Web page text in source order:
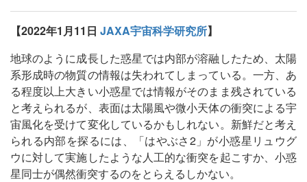
【2022年1月11日 JAXA宇宙科学研究所】
地球のように成長した惑星では内部が溶融したため、太陽
系形成時の物質の情報は失われてしまっている。一方、あ
る程度以上大きい小惑星では情報がそのまま残されている
と考えられるが、表面は太陽風や微小天体の衝突による宇
宙風化を受けて変化しているかもしれない。新鮮だと考え
られる内部を探るには、「はやぶさ2」が小惑星リュウグ
ウに対して実施したような人工的な衝突を起こすか、小惑
星同士が偶然衝突するのをとらえるしかない。